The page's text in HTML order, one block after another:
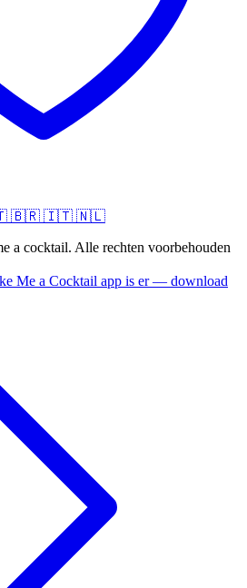
🇧🇷 🇮🇹 🇳🇱
a cocktail. Alle rechten voorbehouden
Me a Cocktail app is er — download